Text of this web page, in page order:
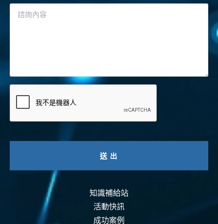
知識補給站
活動快訊
成功案例